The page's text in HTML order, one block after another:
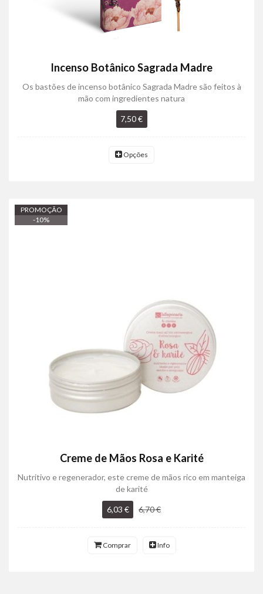
Incenso Botânico Sagrada Madre
Os bastões de incenso botânico Sagrada Madre são feitos à
mão com ingredientes natura
7,50 €
Opções
PROMOÇÃO
-10%
Creme de Mãos Rosa e Karité
Nutritivo e regenerador, este creme de mãos rico em manteiga
de karité
6,03 € 6,70 €
Comprar Info